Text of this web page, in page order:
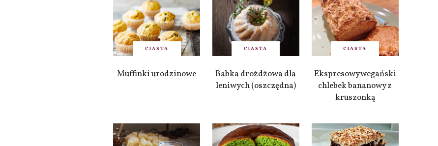
CIASTA
Muffinki urodzinowe
CIASTA
Babka drożdżowa dla
leniwych (oszczędna)
CIASTA
Ekspresowy wegański
chlebek bananowy z
kruszonką